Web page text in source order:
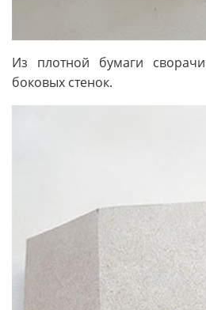
Из плотной бумаги
боковых стенок.